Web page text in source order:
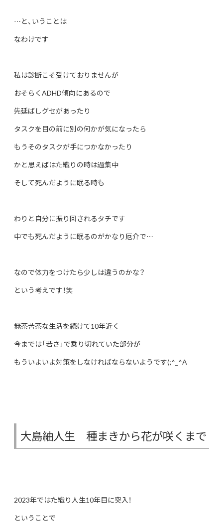
…と、いうことは
なわけです
私は診断こそ受けておりませんが
おそらくADHD傾向にあるので
先延ばしグセがあったり
タスクを目の前に別の何かが気になったら
もう そのタスクが手につかなかったり
かと思えばはた織りの時は過集中
そして死んだように眠る時も
わりと自分に振り回されるタチです
中でも死んだように眠るのがかなり厄介で…
なので体力をつけたら少しは違うのかな？
という考えです！笑
無茶苦茶な生活を続けて10年近く
今までは「若さ」で乗り切れていた部分が
もういよいよ対策をしなければならないようです(;^_^A
大島紬人生 種まきから花が咲くまで
2023年ではた織り人生10年目に突入！
ということで